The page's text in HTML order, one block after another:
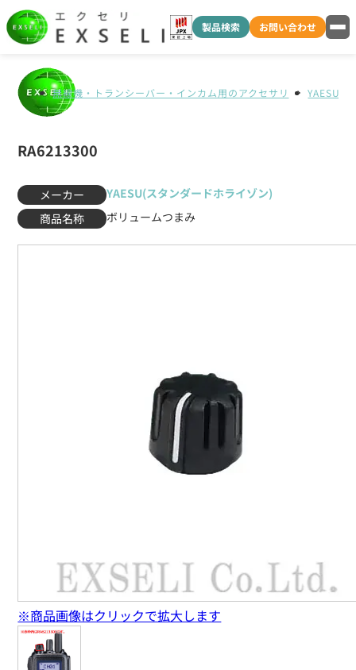
製品検索 お問い合わせ
無線機・トランシーバー・インカム用のアクセサリ YAESU(
RA6213300
メーカー
YAESU(スタンダードホライゾン)
商品名称
ボリュームつまみ
※商品画像はクリックで拡大します